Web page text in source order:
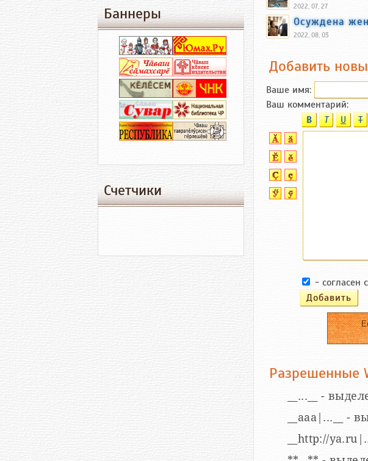
2022, 07, 27
Осуждена
2022, 08, 03
Добавить
Ваше имя:
Ваш комментарий:
B T U T
- согласен с
Разрешенные
__...__ -
__aaa|...__ -
__http://
Баннеры
Счетчики